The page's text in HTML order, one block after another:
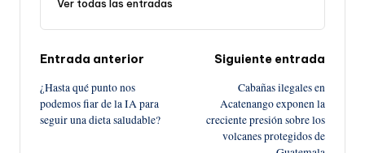
Ver todas las entradas
Navegación
de
entradas
Entrada anterior
¿Hasta qué punto nos
podemos fiar de la IA para
seguir una dieta saludable?
Siguiente entrada
Cabañas ilegales en
Acatenango exponen la
creciente presión sobre los
volcanes protegidos de